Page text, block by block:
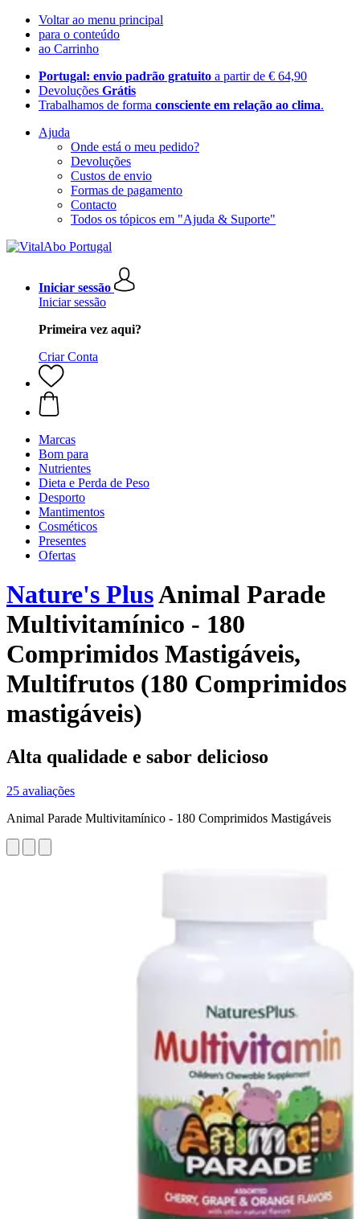
Voltar ao menu principal
para o conteúdo
ao Carrinho
Portugal: envio padrão gratuito a partir de € 64,90
Devoluções Grátis
Trabalhamos de forma consciente em relação ao clima.
Ajuda
Onde está o meu pedido?
Devoluções
Custos de envio
Formas de pagamento
Contacto
Todos os tópicos em "Ajuda & Suporte"
Iniciar sessão
Iniciar sessão
Primeira vez aqui?
Criar Conta
Marcas
Bom para
Nutrientes
Dieta e Perda de Peso
Desporto
Mantimentos
Cosméticos
Presentes
Ofertas
Nature's PlusAnimal Parade
Multivitamínico - 180
Comprimidos Mastigáveis,
Multifrutos (180 Comprimidos
mastigáveis)
Alta qualidade e sabor delicioso
25 avaliações
Animal Parade Multivitamínico - 180 Comprimidos Mastigáveis